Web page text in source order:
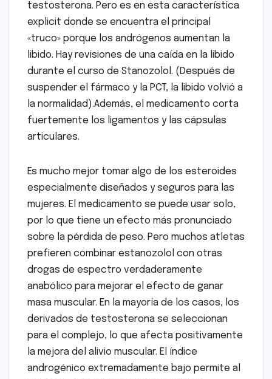
testosterona. Pero es en esta característica
explicit donde se encuentra el principal
«truco» porque los andrógenos aumentan la
libido. Hay revisiones de una caída en la libido
durante el curso de Stanozolol. (Después de
suspender el fármaco y la PCT, la libido volvió a
la normalidad).Además, el medicamento corta
fuertemente los ligamentos y las cápsulas
articulares.
Es mucho mejor tomar algo de los esteroides
especialmente diseñados y seguros para las
mujeres. El medicamento se puede usar solo,
por lo que tiene un efecto más pronunciado
sobre la pérdida de peso. Pero muchos atletas
prefieren combinar estanozolol con otras
drogas de espectro verdaderamente
anabólico para mejorar el efecto de ganar
masa muscular. En la mayoría de los casos, los
derivados de testosterona se seleccionan
para el complejo, lo que afecta positivamente
la mejora del alivio muscular. El índice
androgénico extremadamente bajo permite al